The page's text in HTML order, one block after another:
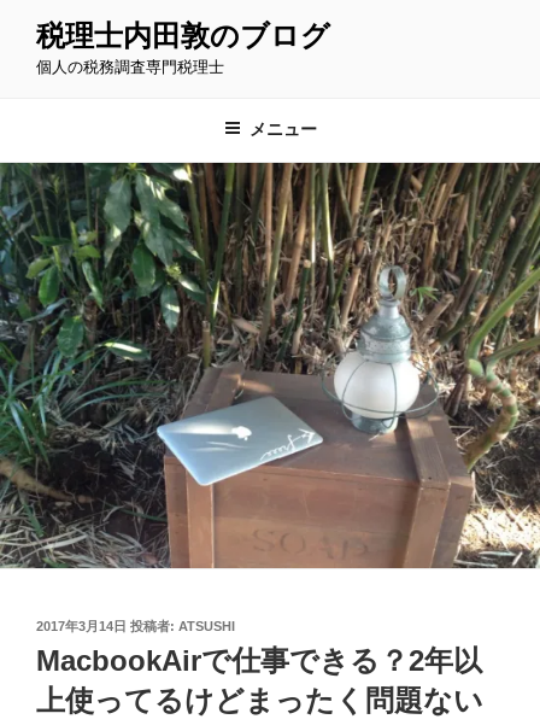
ス
キ
ッ
プ
税理士内田敦のブログ
個人の税務調査専門税理士
メニュー
投
日:
2017年3月14日 投稿者: ATSUSHI
MacbookAirで仕事できる？2年以
上使ってるけどまったく問題ない